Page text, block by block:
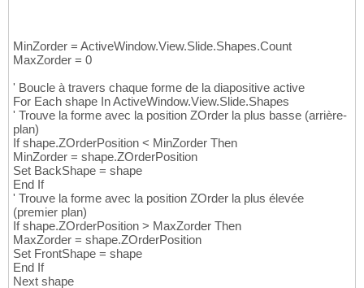
MinZorder = ActiveWindow.View.Slide.Shapes.Count
MaxZorder = 0
' Boucle à travers chaque forme de la diapositive active
For Each shape In ActiveWindow.View.Slide.Shapes
' Trouve la forme avec la position ZOrder la plus basse (arrière-
plan)
If shape.ZOrderPosition < MinZorder Then
MinZorder = shape.ZOrderPosition
Set BackShape = shape
End If
' Trouve la forme avec la position ZOrder la plus élevée
(premier plan)
If shape.ZOrderPosition > MaxZorder Then
MaxZorder = shape.ZOrderPosition
Set FrontShape = shape
End If
Next shape